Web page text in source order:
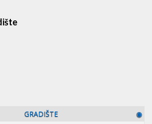
GRADIŠTE ◉